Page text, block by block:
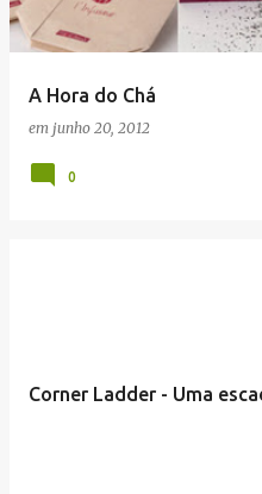
A Hora do Chá
em junho 20, 2012
0
Corner Ladder - Uma